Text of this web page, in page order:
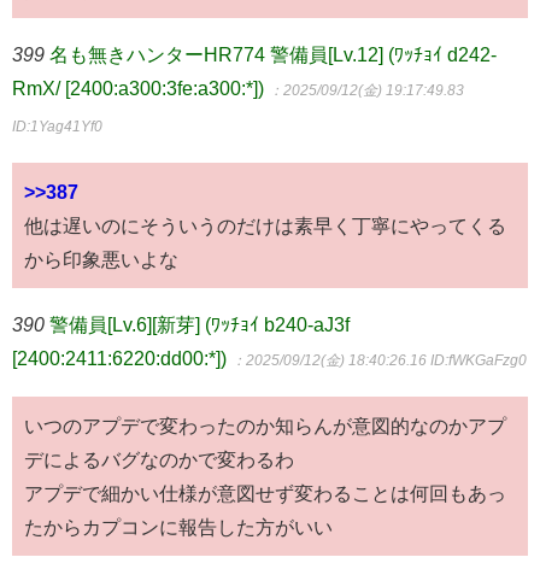
399 名も無きハンターHR774 警備員[Lv.12] (ﾜｯﾁｮｲ d242-
RmX/ [2400:a300:3fe:a300:*])
：2025/09/12(金) 19:17:49.83
ID:1Yag41Yf0
>>387
他は遅いのにそういうのだけは素早く丁寧にやってくる
から印象悪いよな
390 警備員[Lv.6][新芽] (ﾜｯﾁｮｲ b240-aJ3f
[2400:2411:6220:dd00:*])
：2025/09/12(金) 18:40:26.16 ID:fWKGaFzg0
いつのアプデで変わったのか知らんが意図的なのかアプ
デによるバグなのかで変わるわ
アプデで細かい仕様が意図せず変わることは何回もあっ
たからカプコンに報告した方がいい